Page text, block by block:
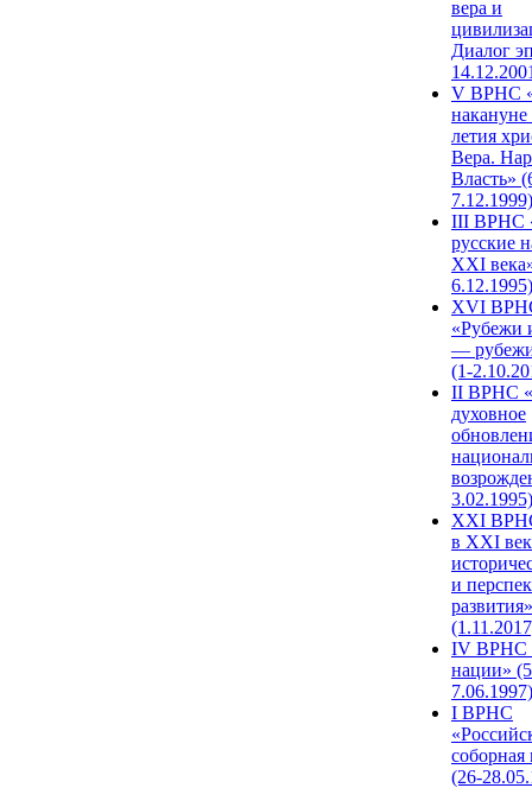
вера и
Диалог
V ВРНС
накануне
летия
Вера.
Власть»
7.12.1999)
III ВРНС
русские
XXI
6.12.1995)
XVI
«Рубежи
—
(1-
II ВРНС
духовное
3.02.1995)
XХI
в XXI
и
развития»
IV ВРНС
нации»
7.06.1997)
I ВРНС
(26-